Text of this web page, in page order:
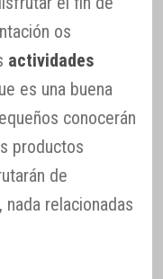
os
actividades
es una buena
conocerán
productos
de
relacionadas